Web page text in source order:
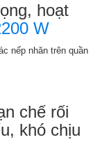
hoạt
W
nếp nhăn trên quần
chế rối
khó chịu